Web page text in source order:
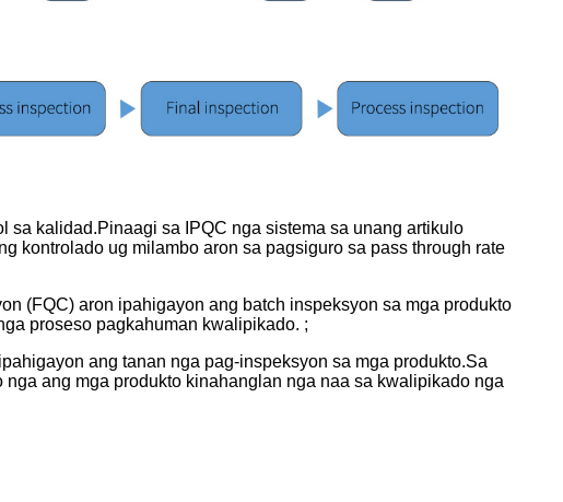
sa kalidad.Pinaagi sa IPQC nga sistema sa unang artikulo
kontrolado ug milambo aron sa pagsiguro sa pass through rate
(FQC) aron ipahigayon ang batch inspeksyon sa mga produkto
proseso pagkahuman kwalipikado. ;
ang tanan nga pag-inspeksyon sa mga produkto.Sa
ang mga produkto kinahanglan nga naa sa kwalipikado nga